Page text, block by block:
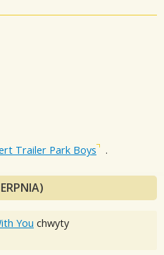
Trailer Park Boys .
You chwyty